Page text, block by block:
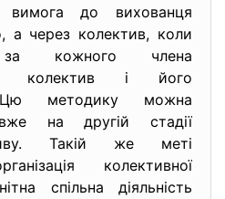
вимога до вихованця
а через колектив, коли
за кожного члена
колектив і його
Цю методику можна
на другій стадії
Такій же меті
колективної
спільна діяльність